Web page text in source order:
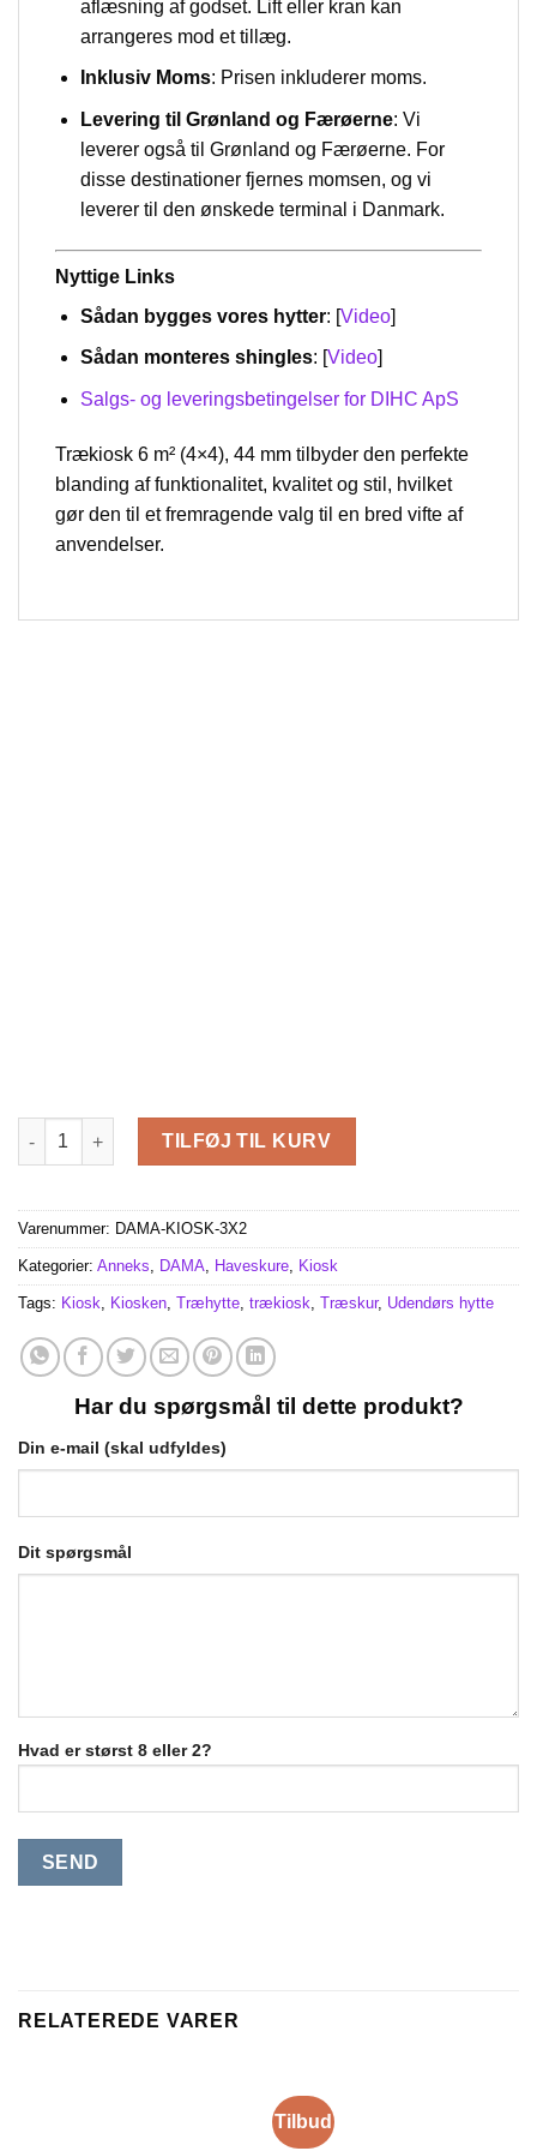
aflæsning af godset. Lift eller kran kan
arrangeres mod et tillæg.
Inklusiv Moms: Prisen inkluderer moms.
Levering til Grønland og Færøerne: Vi
leverer også til Grønland og Færøerne. For
disse destinationer fjernes momsen, og vi
leverer til den ønskede terminal i Danmark.
Nyttige Links
Sådan bygges vores hytter: [Video]
Sådan monteres shingles: [Video]
Salgs- og leveringsbetingelser for DIHC ApS
Trækiosk 6 m² (4×4), 44 mm tilbyder den perfekte
blanding af funktionalitet, kvalitet og stil, hvilket
gør den til et fremragende valg til en bred vifte af
anvendelser.
Kiosk 6 m² (3×2), 44mm antal
TILFØJ TIL KURV
Varenummer: DAMA-KIOSK-3X2
Kategorier: Anneks DAMA Haveskure Kiosk
Tags: Kiosk Kiosken Træhytte trækiosk Træskur, Udendørs hytte
Har du spørgsmål til dette produkt?
Din e-mail (skal udfyldes)
Dit spørgsmål
Hvad er størst 8 eller 2?
RELATEREDE VARER
Tilbud